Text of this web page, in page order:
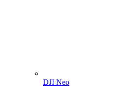
DJI Neo